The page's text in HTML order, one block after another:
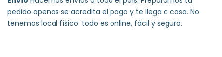
pedido apenas se acredita el pago y te llega a casa. No
tenemos local físico: todo es online, fácil y seguro.